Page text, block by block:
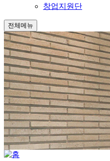
창업지원단
전체메뉴